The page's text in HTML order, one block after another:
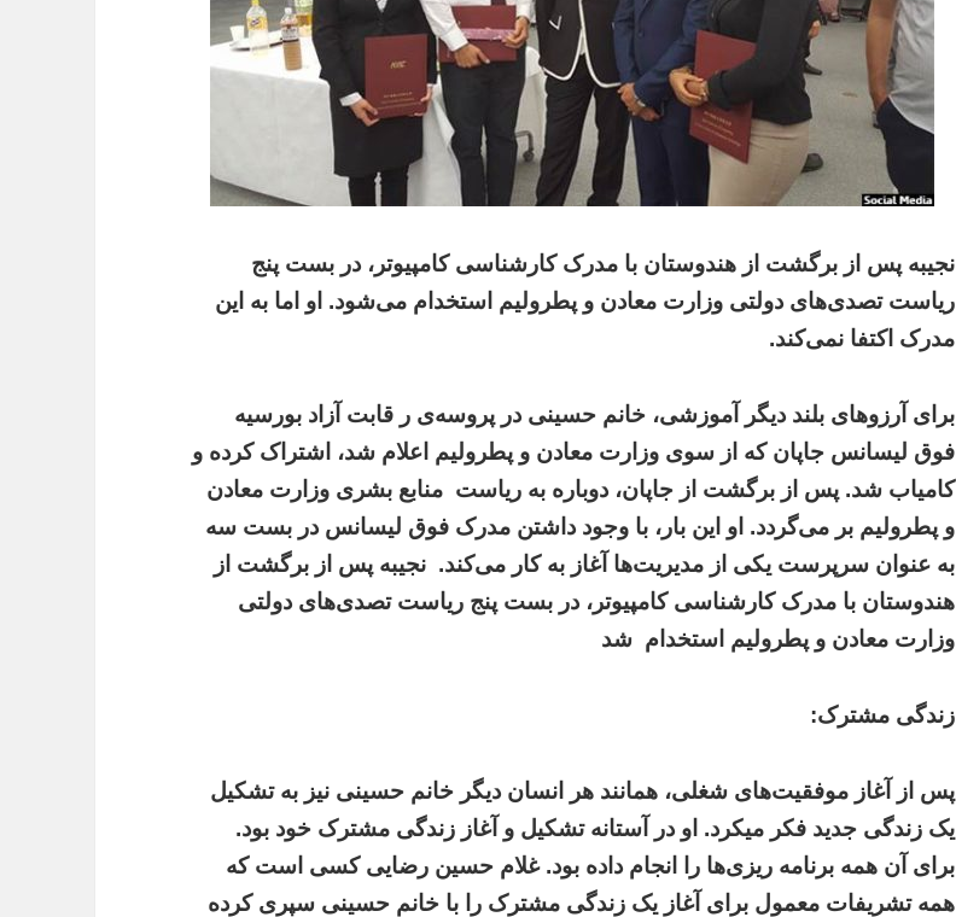
نجیبه پس از برگشت از هندوستان با مدرک کارشناسی کامپیوتر، در بست پنج
ریاست تصدی‌های دولتی وزارت معادن و پطرولیم استخدام می‌شود. او اما به این
مدرک اکتفا نمی‌کند.
برای آرزوهای بلند دیگر آموزشی، خانم حسینی در پروسه‌ی ر قابت آزاد بورسیه
فوق لیسانس جاپان که از سوی وزارت معادن و پطرولیم اعلام شد، اشتراک کرده و
کامیاب شد. پس از برگشت از جاپان، دوباره به ریاست منابع بشری وزارت معادن
و پطرولیم بر می‌گردد. او این بار، با وجود داشتن مدرک فوق لیسانس در بست سه
به عنوان سرپرست یکی از مدیریت‌ها آغاز به کار می‌کند.نجیبه پس از برگشت از
هندوستان با مدرک کارشناسی کامپیوتر، در بست پنج ریاست تصدی‌های دولتی
وزارت معادن و پطرولیم استخدام ‌شد
زندگی مشترک:
پس از آغاز موفقیت‌های شغلی، همانند هر انسان دیگر خانم حسینی نیز به تشکیل
یک زندگی جدید فکر میکرد. او در آستانه تشکیل و آغاز زندگی مشترک خود بود.
برای آن همه برنامه ریزی‌ها را انجام داده بود.غلام حسین رضایی کسی است که
همه تشریفات معمول برای آغاز یک زندگی مشترک را با خانم حسینی سپری کرده